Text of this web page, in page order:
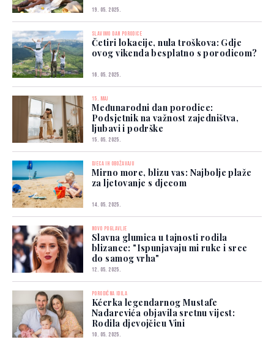
19. 05. 2025.
SLAVIMO DAN PORODICE
Četiri lokacije, nula troškova: Gdje
ovog vikenda besplatno s porodicom?
16. 05. 2025.
15. MAJ
Međunarodni dan porodice:
Podsjetnik na važnost zajedništva,
ljubavi i podrške
15. 05. 2025.
DJECA IH OBOŽAVAJU
Mirno more, blizu vas: Najbolje plaže
za ljetovanje s djecom
14. 05. 2025.
NOVO POGLAVLJE
Slavna glumica u tajnosti rodila
blizance: "Ispunjavaju mi ruke i srce
do samog vrha"
12. 05. 2025.
PORODIČNA IDILA
Kćerka legendarnog Mustafe
Nadarevića objavila sretnu vijest:
Rodila djevojčicu Vini
10. 05. 2025.